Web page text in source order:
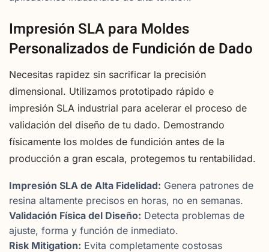
Impresión SLA para Moldes
Personalizados de Fundición de Dado
Necesitas rapidez sin sacrificar la precisión
dimensional. Utilizamos prototipado rápido e
impresión SLA industrial para acelerar el proceso de
validación del diseño de tu dado. Demostrando
físicamente los moldes de fundición antes de la
producción a gran escala, protegemos tu rentabilidad.
Impresión SLA de Alta Fidelidad: Genera patrones de
resina altamente precisos en horas, no en semanas.
Validación Física del Diseño: Detecta problemas de
ajuste, forma y función de inmediato.
Risk Mitigation: Evita completamente costosas